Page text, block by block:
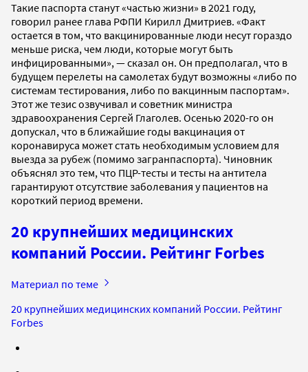
Такие паспорта станут «частью жизни» в 2021 году,
говорил ранее глава РФПИ Кирилл Дмитриев. «Факт
остается в том, что вакцинированные люди несут гораздо
меньше риска, чем люди, которые могут быть
инфицированными», — сказал он. Он предполагал, что в
будущем перелеты на самолетах будут возможны «либо по
системам тестирования, либо по вакцинным паспортам».
Этот же тезис озвучивал и советник министра
здравоохранения Сергей Глаголев. Осенью 2020-го он
допускал, что в ближайшие годы вакцинация от
коронавируса может стать необходимым условием для
выезда за рубеж (помимо загранпаспорта). Чиновник
объяснял это тем, что ПЦР-тесты и тесты на антитела
гарантируют отсутствие заболевания у пациентов на
короткий период времени.
20 крупнейших медицинских
компаний России. Рейтинг Forbes
Материал по теме
20 крупнейших медицинских компаний России. Рейтинг
Forbes